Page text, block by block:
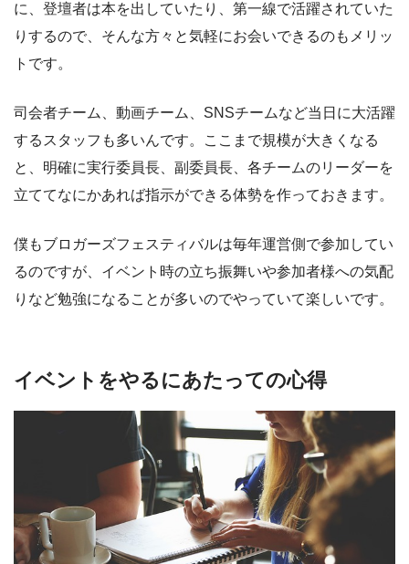
に、登壇者は本を出していたり、第一線で活躍されていた
りするので、そんな方々と気軽にお会いできるのもメリッ
トです。
司会者チーム、動画チーム、SNSチームなど当日に大活躍
するスタッフも多いんです。ここまで規模が大きくなる
と、明確に実行委員長、副委員長、各チームのリーダーを
立ててなにかあれば指示ができる体勢を作っておきます。
僕もブロガーズフェスティバルは毎年運営側で参加してい
るのですが、イベント時の立ち振舞いや参加者様への気配
りなど勉強になることが多いのでやっていて楽しいです。
イベントをやるにあたっての心得